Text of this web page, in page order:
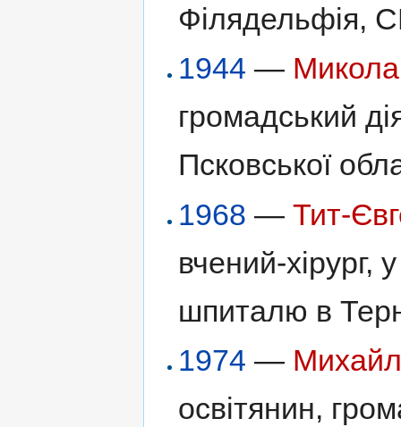
Філядельфія,
1944 —
громадський
Псковської
1968 —Тит-
вчений-хірург,
шпиталю в
1974 —
освітянин,